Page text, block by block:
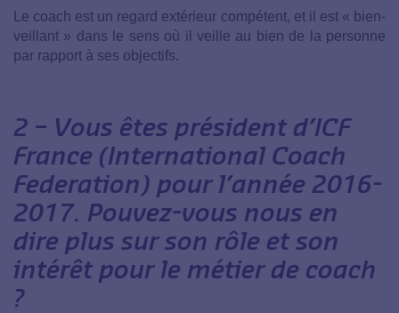
Le coach est un regard extérieur compétent, et il est « bien-
veillant » dans le sens où il veille au bien de la personne
par rapport à ses objectifs.
2 – Vous êtes président d’ICF
France (International Coach
Federation) pour l’année 2016-
2017. Pouvez-vous nous en
dire plus sur son rôle et son
intérêt pour le métier de coach
?